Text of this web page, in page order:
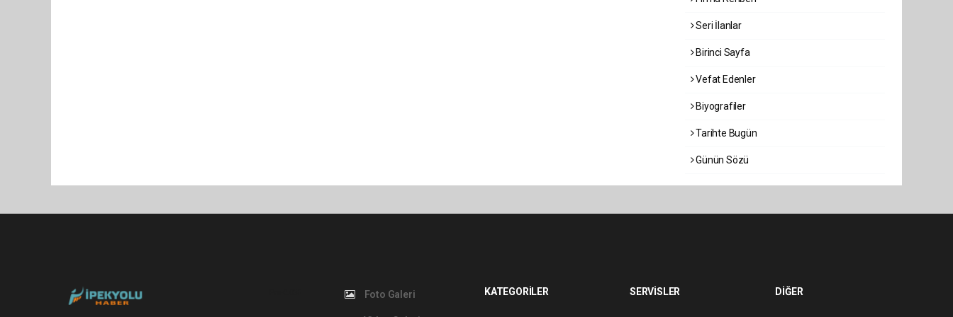
Seri İlanlar
Birinci Sayfa
Vefat Edenler
Biyografiler
Tarihte Bugün
Günün Sözü
Foto Galeri KATEGORİLER SERVİSLER DİĞER